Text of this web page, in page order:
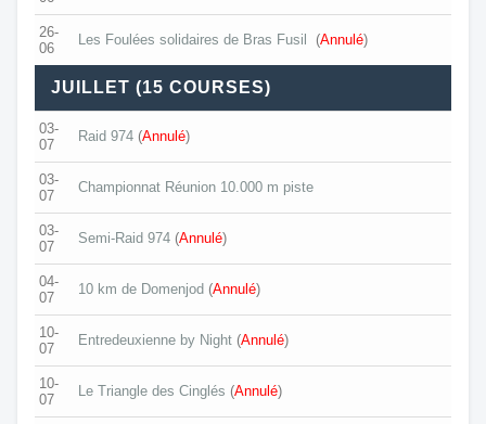
26-
06
Les Foulées solidaires de Bras Fusil (Annulé)
JUILLET (15 COURSES)
03-
07
Raid 974 (Annulé)
03-
07
Championnat Réunion 10.000 m piste
03-
07
Semi-Raid 974 (Annulé)
04-
07
10 km de Domenjod (Annulé)
10-
07
Entredeuxienne by Night (Annulé)
10-
07
Le Triangle des Cinglés (Annulé)